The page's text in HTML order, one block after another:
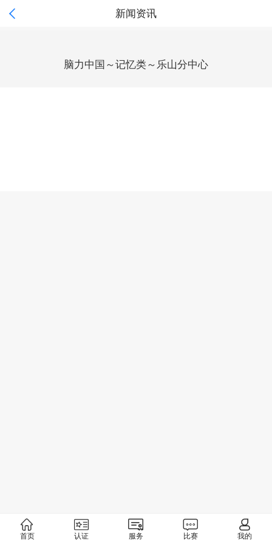
 新闻资讯
脑力中国～记忆类～乐山分中心
首页 认证 服务 比赛 我的